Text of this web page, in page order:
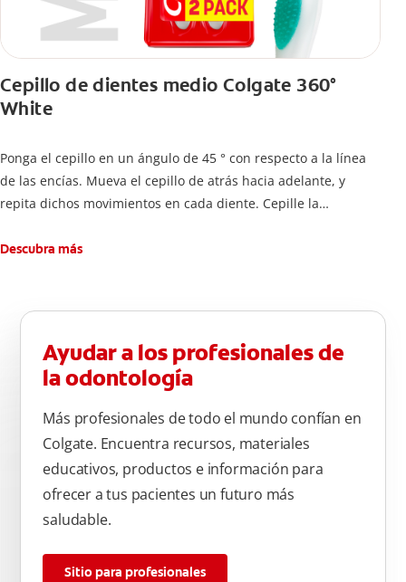
Cepillo de dientes medio Colgate 360°
White
Ponga el cepillo en un ángulo de 45 ° con respecto a la línea
de las encías. Mueva el cepillo de atrás hacia adelante, y
repita dichos movimientos en cada diente. Cepille la
atrás hacia adelante. Cepille la superficie masticatoria (parte
atrás, arriba y abajo, en la parte superior e inferior. No se
olvide de cepillar la lengua para quitar el mal olor causado
por las bacterias.
Descubra más
Ayudar a los profesionales de
la odontología
Más profesionales de todo el mundo confían en
Colgate. Encuentra recursos, materiales
educativos, productos e información para
ofrecer a tus pacientes un futuro más
saludable.
Sitio para profesionales